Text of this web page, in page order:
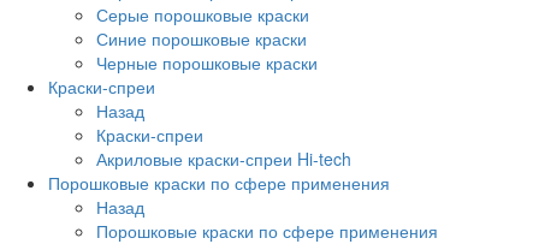
Серые порошковые краски
Синие порошковые краски
Черные порошковые краски
Краски-спреи
Назад
Краски-спреи
Акриловые краски-спреи Hi-tech
Порошковые краски по сфере применения
Назад
Порошковые краски по сфере применения